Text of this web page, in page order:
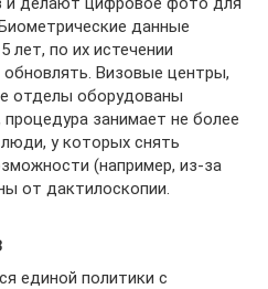
данные
лет, по их истечении
Визовые центры,
отделы оборудованы
занимает не более
у которых снять
(например, из-за
от дактилоскопии.
единой политики с